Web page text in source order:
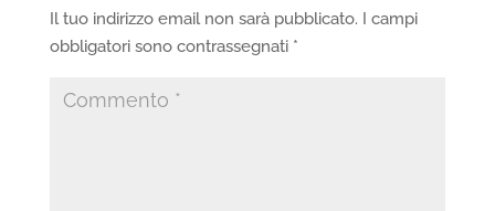
Il tuo indirizzo email non sarà pubblicato. I campi
obbligatori sono contrassegnati *